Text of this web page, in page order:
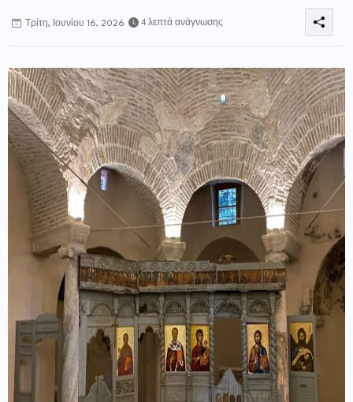
Τρίτη, Ιουνίου 16, 2026 4 λεπτά ανάγνωσης